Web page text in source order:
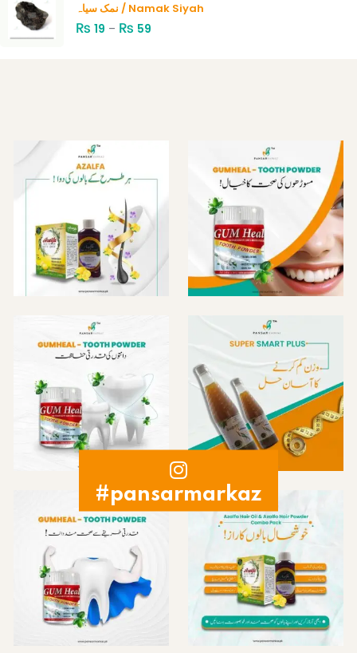
نمک سیاہ / Namak Siyah
₨ 19 – ₨ 59
#pansarmarkaz